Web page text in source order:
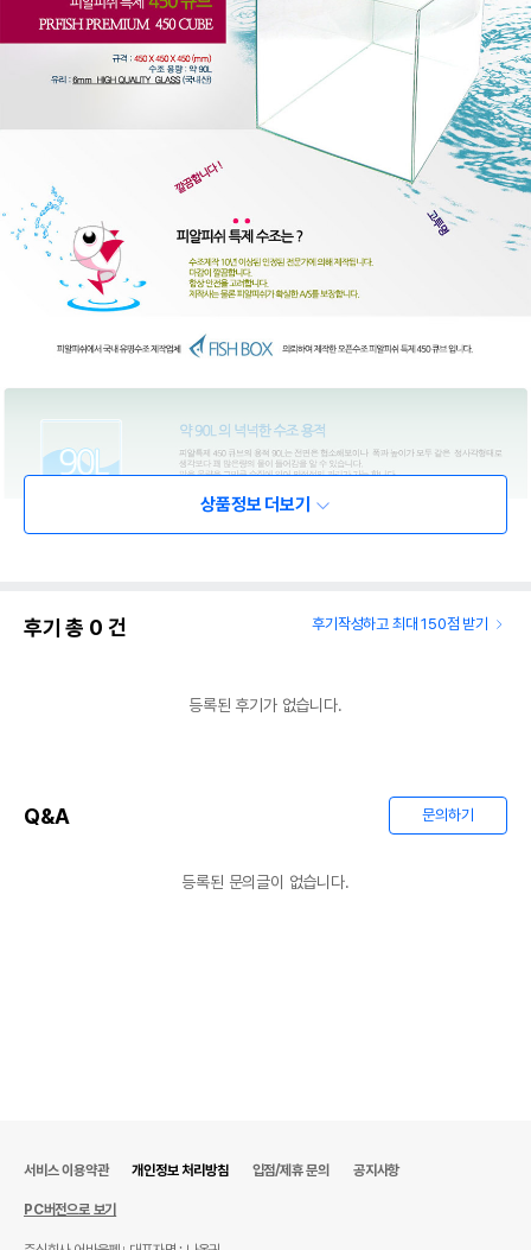
상품정보 더보기
후기 총 0 건 후기작성하고 최대 150점 받기
등록된 후기가 없습니다.
Q&A 문의하기
등록된 문의글이 없습니다.
서비스 이용약관 개인정보 처리방침 입점/제휴 문의 공지사항
PC버전으로 보기